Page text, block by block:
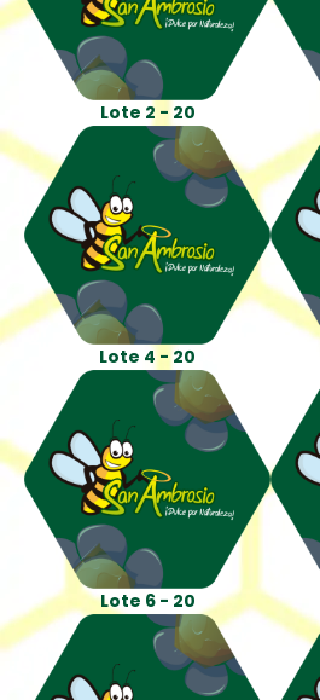
Lote 2 - 20
Lote 4 - 20
Lote 6 - 20